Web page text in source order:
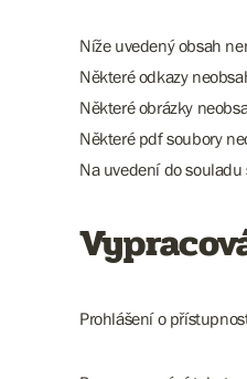
Níže uvedený obsah
Některé odkazy
Některé obrázky
Některé pdf soubory
Na uvedení do
Prohlášení o